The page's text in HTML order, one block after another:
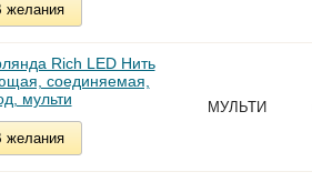
желания
Rich LED Нить
соединяемая,
мульти
желания
МУЛЬТИ